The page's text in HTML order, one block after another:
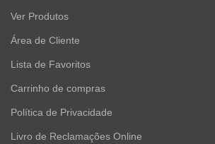
Ver Produtos
Área de Cliente
Lista de Favoritos
Carrinho de compras
Política de Privacidade
Livro de Reclamações Online